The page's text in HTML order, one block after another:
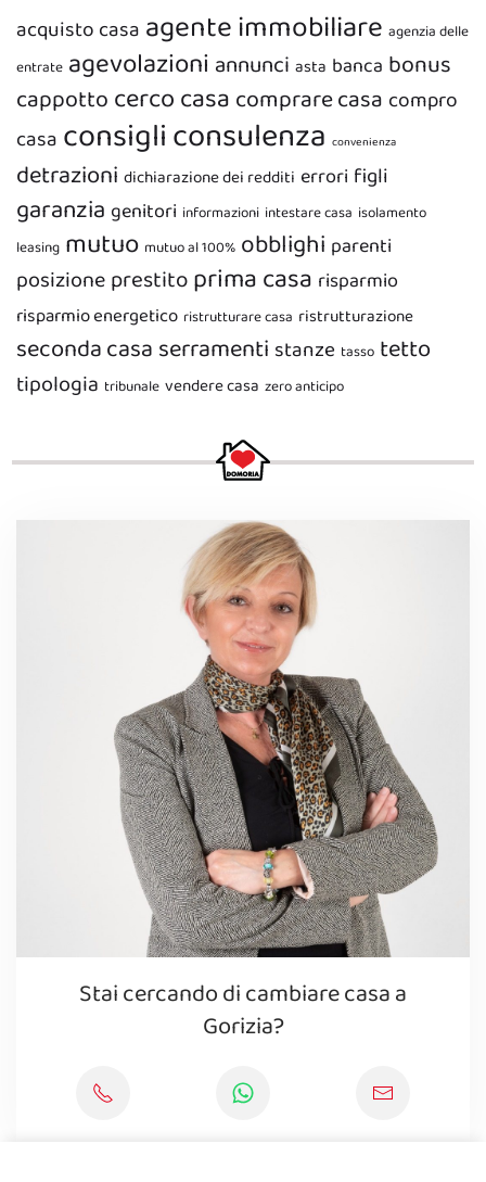
acquisto casa agente immobiliare agenzia delle
entrate agevolazioni annunci asta banca bonus
cappottocerco casacomprare casa compro
casa consigliconsulenza convenienza
detrazioni dichiarazione dei redditi errori figli
garanzia genitori informazioni intestare casa isolamento
leasing mutuo mutuo al 100% obblighi parenti
posizioneprestitoprima casa risparmio
risparmio energetico ristrutturare casa ristrutturazione
seconda casaserramenti stanze tasso tetto
tipologia tribunale vendere casa zero anticipo
Stai cercando di cambiare casa a
Gorizia?